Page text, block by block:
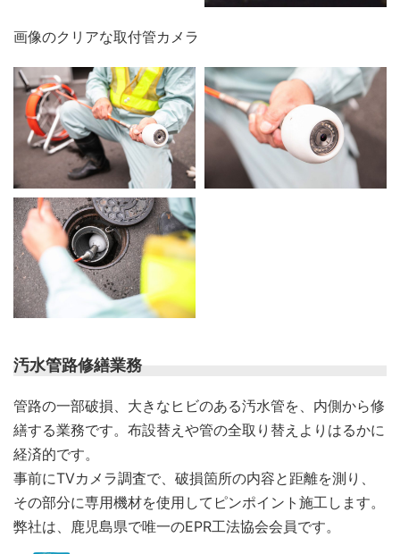
画像のクリアな取付管カメラ
汚水管路修繕業務
管路の一部破損、大きなヒビのある汚水管を、内側から修
繕する業務です。布設替えや管の全取り替えよりはるかに
経済的です。
事前にTVカメラ調査で、破損箇所の内容と距離を測り、
その部分に専用機材を使用してピンポイント施工します。
弊社は、鹿児島県で唯一のEPR工法協会会員です。